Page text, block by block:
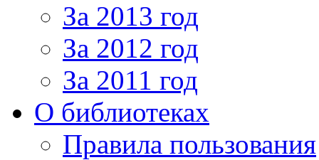
За 2013 год
За 2012 год
За 2011 год
О библиотеках
Правила пользования